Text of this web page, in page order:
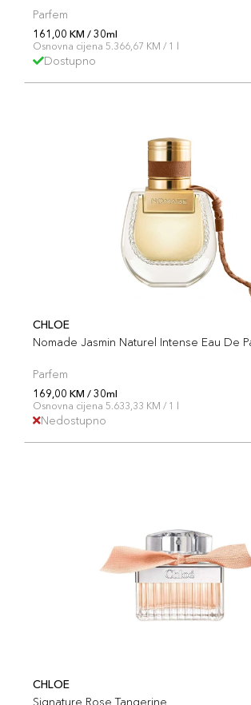
Parfem
161,00 KM / 30ml
Osnovna cijena 5.366,67 KM / 1 l
Dostupno
CHLOE
Nomade Jasmin Naturel Intense Eau De
Parfem
169,00 KM / 30ml
Osnovna cijena 5.633,33 KM / 1 l
Nedostupno
CHLOE
Signature Rose Tangerine